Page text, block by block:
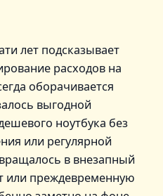
лет подсказывает
расходов на
оборачивается
выгодной
ноутбука без
или регулярной
в внезапный
или преждевременную